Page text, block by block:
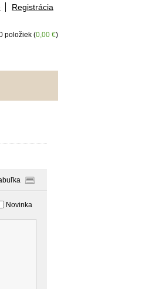
Registrácia
položiek (0,00 €)
Novinka